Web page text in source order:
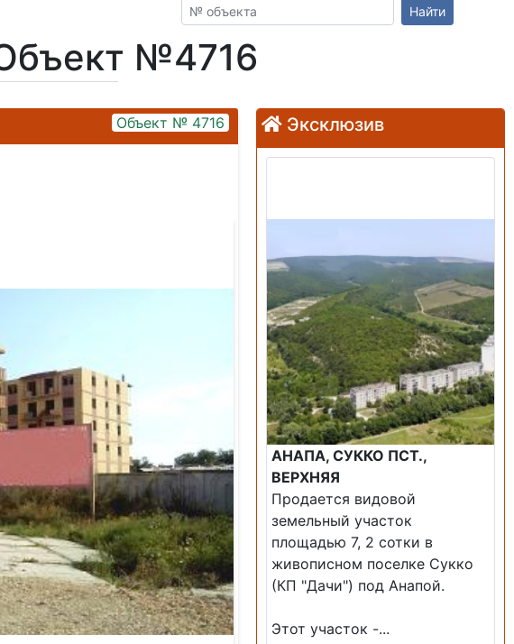
Найти
№4716
Объект № 4716 Эксклюзив
АНАПА, СУККО ПСТ.,
ВЕРХНЯЯ
Продается видовой
земельный участок
площадью 7, 2 сотки в
живописном поселке Сукко
(КП "Дачи") под Анапой.
Этот участок -...